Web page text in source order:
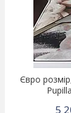
Євро
5